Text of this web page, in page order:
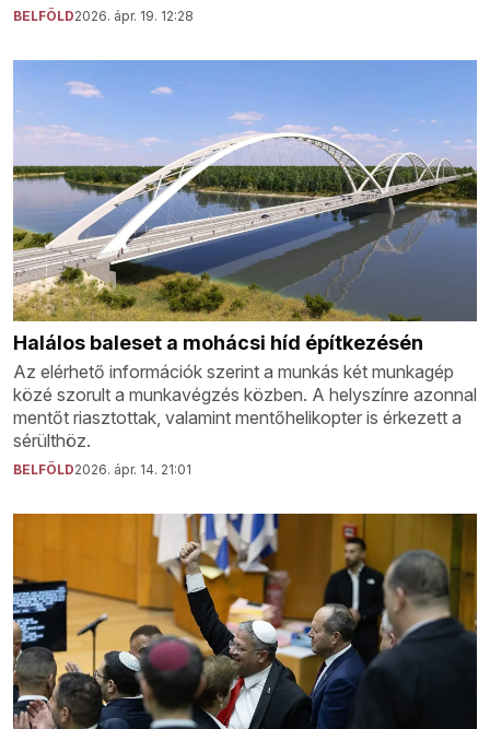
BELFÖLD2026. ápr. 19. 12:28
Halálos baleset a mohácsi híd építkezésén
Az elérhető információk szerint a munkás két munkagép
közé szorult a munkavégzés közben. A helyszínre azonnal
mentőt riasztottak, valamint mentőhelikopter is érkezett a
sérülthöz.
BELFÖLD2026. ápr. 14. 21:01